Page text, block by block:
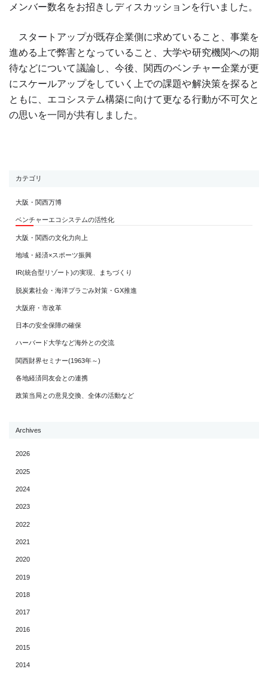
メンバー数名をお招きしディスカッションを行いました。
スタートアップが既存企業側に求めていること、事業を
進める上で弊害となっていること、大学や研究機関への期
待などについて議論し、今後、関西のベンチャー企業が更
にスケールアップをしていく上での課題や解決策を探ると
ともに、エコシステム構築に向けて更なる行動が不可欠と
の思いを一同が共有しました。
カテゴリ
大阪・関西万博
ベンチャーエコシステムの活性化
大阪・関西の文化力向上
地域・経済×スポーツ振興
IR(統合型リゾート)の実現、まちづくり
脱炭素社会・海洋プラごみ対策・GX推進
大阪府・市改革
日本の安全保障の確保
ハーバード大学など海外との交流
関西財界セミナー(1963年～)
各地経済同友会との連携
政策当局との意見交換、全体の活動など
Archives
2026
2025
2024
2023
2022
2021
2020
2019
2018
2017
2016
2015
2014